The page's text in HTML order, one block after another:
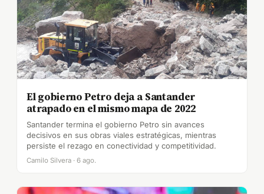
El gobierno Petro deja a Santander
atrapado en el mismo mapa de 2022
Santander termina el gobierno Petro sin avances
decisivos en sus obras viales estratégicas, mientras
persiste el rezago en conectividad y competitividad.
Camilo Silvera · 6 ago.